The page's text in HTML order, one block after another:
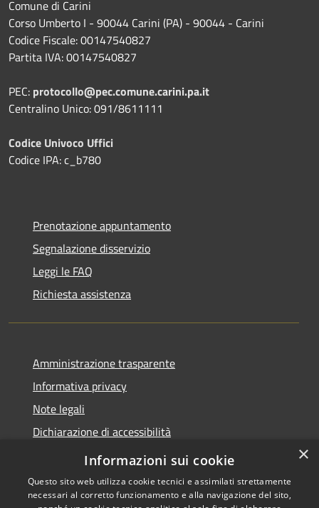
Comune di Carini
Corso Umberto I - 90044 Carini (PA) - 90044 - Carini
Codice Fiscale: 00147540827
Partita IVA: 00147540827
PEC: protocollo@pec.comune.carini.pa.it
Centralino Unico: 091/8611111
Codice Univoco Uffici
Codice IPA: c_b780
Prenotazione appuntamento
Segnalazione disservizio
Leggi le FAQ
Richiesta assistenza
Amministrazione trasparente
Informativa privacy
Note legali
Dichiarazione di accessibilità
Privacy e protezione dei dati
×
Informazioni sui cookie
Questo sito web utilizza cookie tecnici e assimilati strettamente
necessari al corretto funzionamento e alla navigazione del sito,